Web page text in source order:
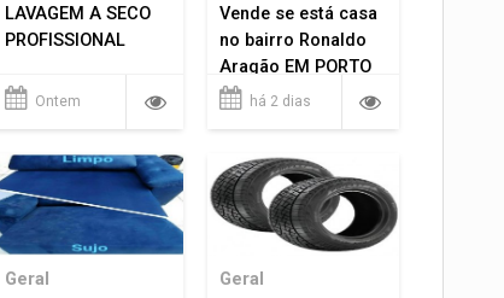
LAVAGEM A SECO
PROFISSIONAL
Ontem
Vende se está casa
no bairro Ronaldo
Aragão EM PORTO
VELHO RO.
há 2 dias
Geral Geral